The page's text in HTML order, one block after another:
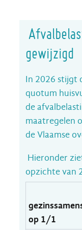
gewijzigd
In 2026 stijgt
quotum
de
maatregelen
de Vlaamse
Hieronder
opzichte van
op 1/1